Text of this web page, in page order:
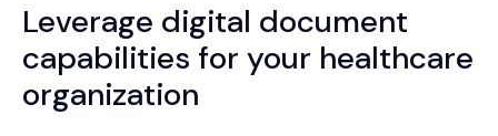
Leverage digital document
capabilities for your healthcare
organization